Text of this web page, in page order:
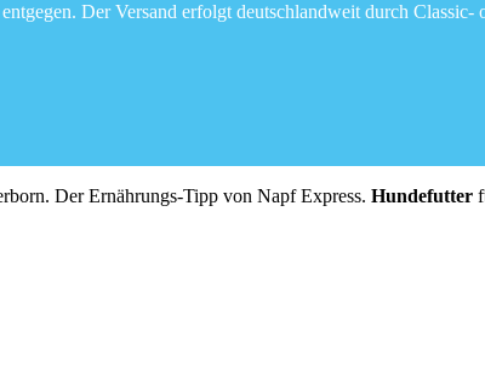
Der Versand erfolgt deutschlandweit durch Classic-
Der Ernährungs-Tipp von Napf Express. Hundefutter